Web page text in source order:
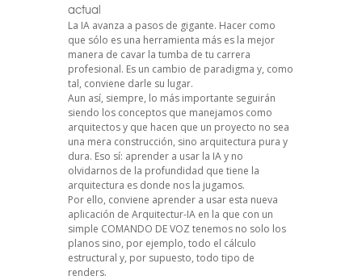
actual
La IA avanza a pasos de gigante. Hacer como
que sólo es una herramienta más es la mejor
manera de cavar la tumba de tu carrera
profesional. Es un cambio de paradigma y, como
tal, conviene darle su lugar.
Aun así, siempre, lo más importante seguirán
siendo los conceptos que manejamos como
arquitectos y que hacen que un proyecto no sea
una mera construcción, sino arquitectura pura y
dura. Eso sí: aprender a usar la IA y no
olvidarnos de la profundidad que tiene la
arquitectura es donde nos la jugamos.
Por ello, conviene aprender a usar esta nueva
aplicación de Arquitectur-IA en la que con un
simple COMANDO DE VOZ tenemos no solo los
planos sino, por ejemplo, todo el cálculo
estructural y, por supuesto, todo tipo de
renders.